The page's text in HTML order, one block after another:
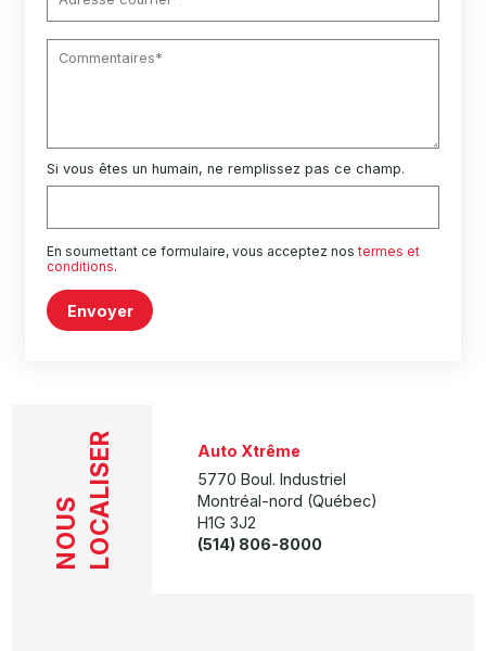
Si vous êtes un humain, ne remplissez pas ce champ.
En soumettant ce formulaire, vous acceptez nostermes et
conditions.
Envoyer
NOUS LOCALISER
Auto Xtrême
5770 Boul. Industriel
Montréal-nord (Québec)
H1G 3J2
(514) 806-8000